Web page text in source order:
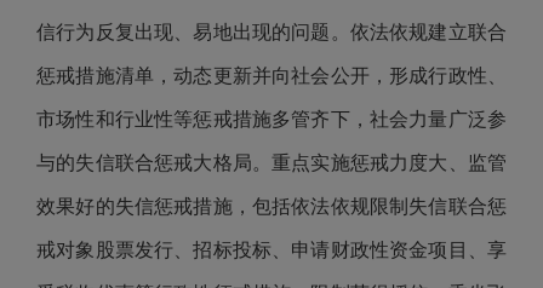
信行为反复出现、易地出现的问题。依法依规建立联合
惩戒措施清单，动态更新并向社会公开，形成行政性、
市场性和行业性等惩戒措施多管齐下，社会力量广泛参
与的失信联合惩戒大格局。重点实施惩戒力度大、监管
效果好的失信惩戒措施，包括依法依规限制失信联合惩
戒对象股票发行、招标投标、申请财政性资金项目、享